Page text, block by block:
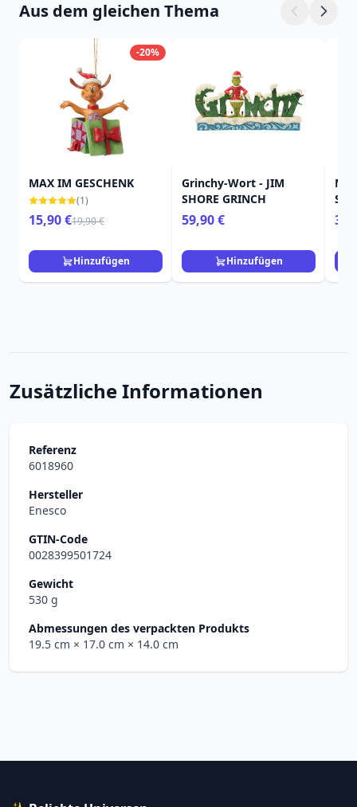
Aus dem gleichen Thema
-20%
MAX IM GESCHENK
(1)
15,90 €19,90 €
Hinzufügen
Grinchy-Wort - JIM
SHORE GRINCH
59,90 €
Hinzufügen
Zusätzliche Informationen
Referenz
6018960
Hersteller
Enesco
GTIN-Code
0028399501724
Gewicht
530 g
Abmessungen des verpackten Produkts
19.5 cm × 17.0 cm × 14.0 cm